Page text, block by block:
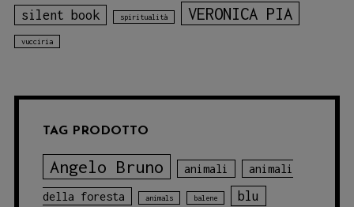
silent book spiritualità VERONICA PIA
vucciria
TAG PRODOTTO
Angelo Bruno animali animali
della foresta animals balene blu